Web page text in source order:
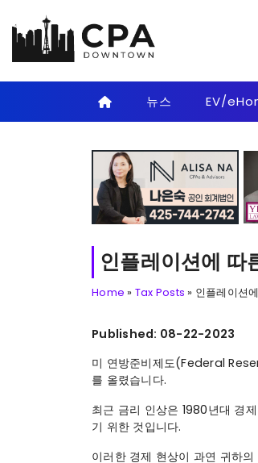
뉴스 EV/
인플레이션에 따
Home » Tax Posts » 인플레이션
Published: 08-22-2023
미 연방준비제도(Federal
를 올렸습니다.
최근 금리 인상은 1980년대 경
기 위한 것입니다.
이러한 경제 현상이 과연 귀하